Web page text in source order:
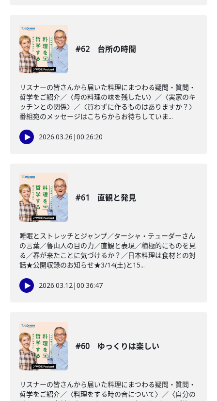
#62 台所の時間
リスナーの皆さんから届いた料理にまつわる疑問・質問・
哲学をご紹介／〈母の料理の味を残したい〉／〈実家のキ
ッチンとの関係〉／〈買わずに作るものはありますか？〉
番組宛のメッセージはこちらからお待ちしていま...
2026.03.26 |00:26:20
#61 直観と発見
睡眠とストレッチとジャンプ／ターシャ・テューダーさん
の言葉／魯山人の目の力／直観と表現／積極的にものを見
る／春が来たことに気づけるか？／日本料理は食材との対
話★公開収録のお知らせ★3/14(土)と15...
2026.03.12|00:36:47
#60 ゆっくりは楽しい
リスナーの皆さんから届いた料理にまつわる疑問・質問・
哲学をご紹介／〈料理をする時の音について〉／〈自分の